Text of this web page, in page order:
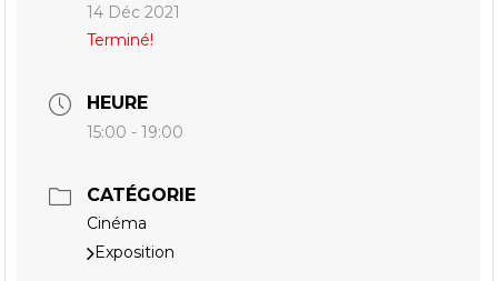
14 Déc 2021
Terminé!
HEURE
15:00 - 19:00
CATÉGORIE
Cinéma
Exposition